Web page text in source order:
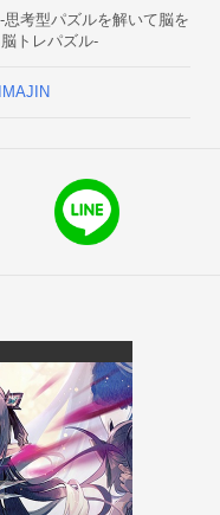
たい人
思考型パズルを解いて脳を
トレパズル-